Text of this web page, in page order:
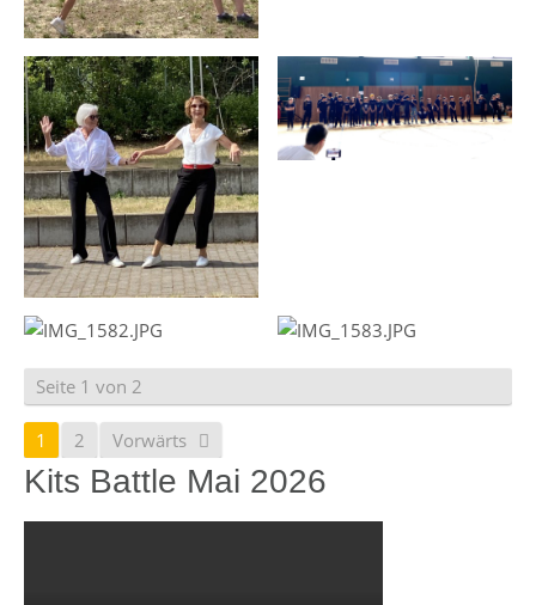
Seite 1 von 2
1 2 Vorwärts
Kits Battle Mai 2026